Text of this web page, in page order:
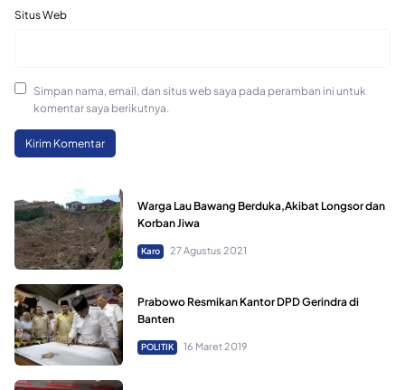
Situs Web
Simpan nama, email, dan situs web saya pada peramban ini untuk
komentar saya berikutnya.
Warga Lau Bawang Berduka,Akibat Longsor dan
Korban Jiwa
Karo 27 Agustus 2021
Prabowo Resmikan Kantor DPD Gerindra di
Banten
POLITIK 16 Maret 2019